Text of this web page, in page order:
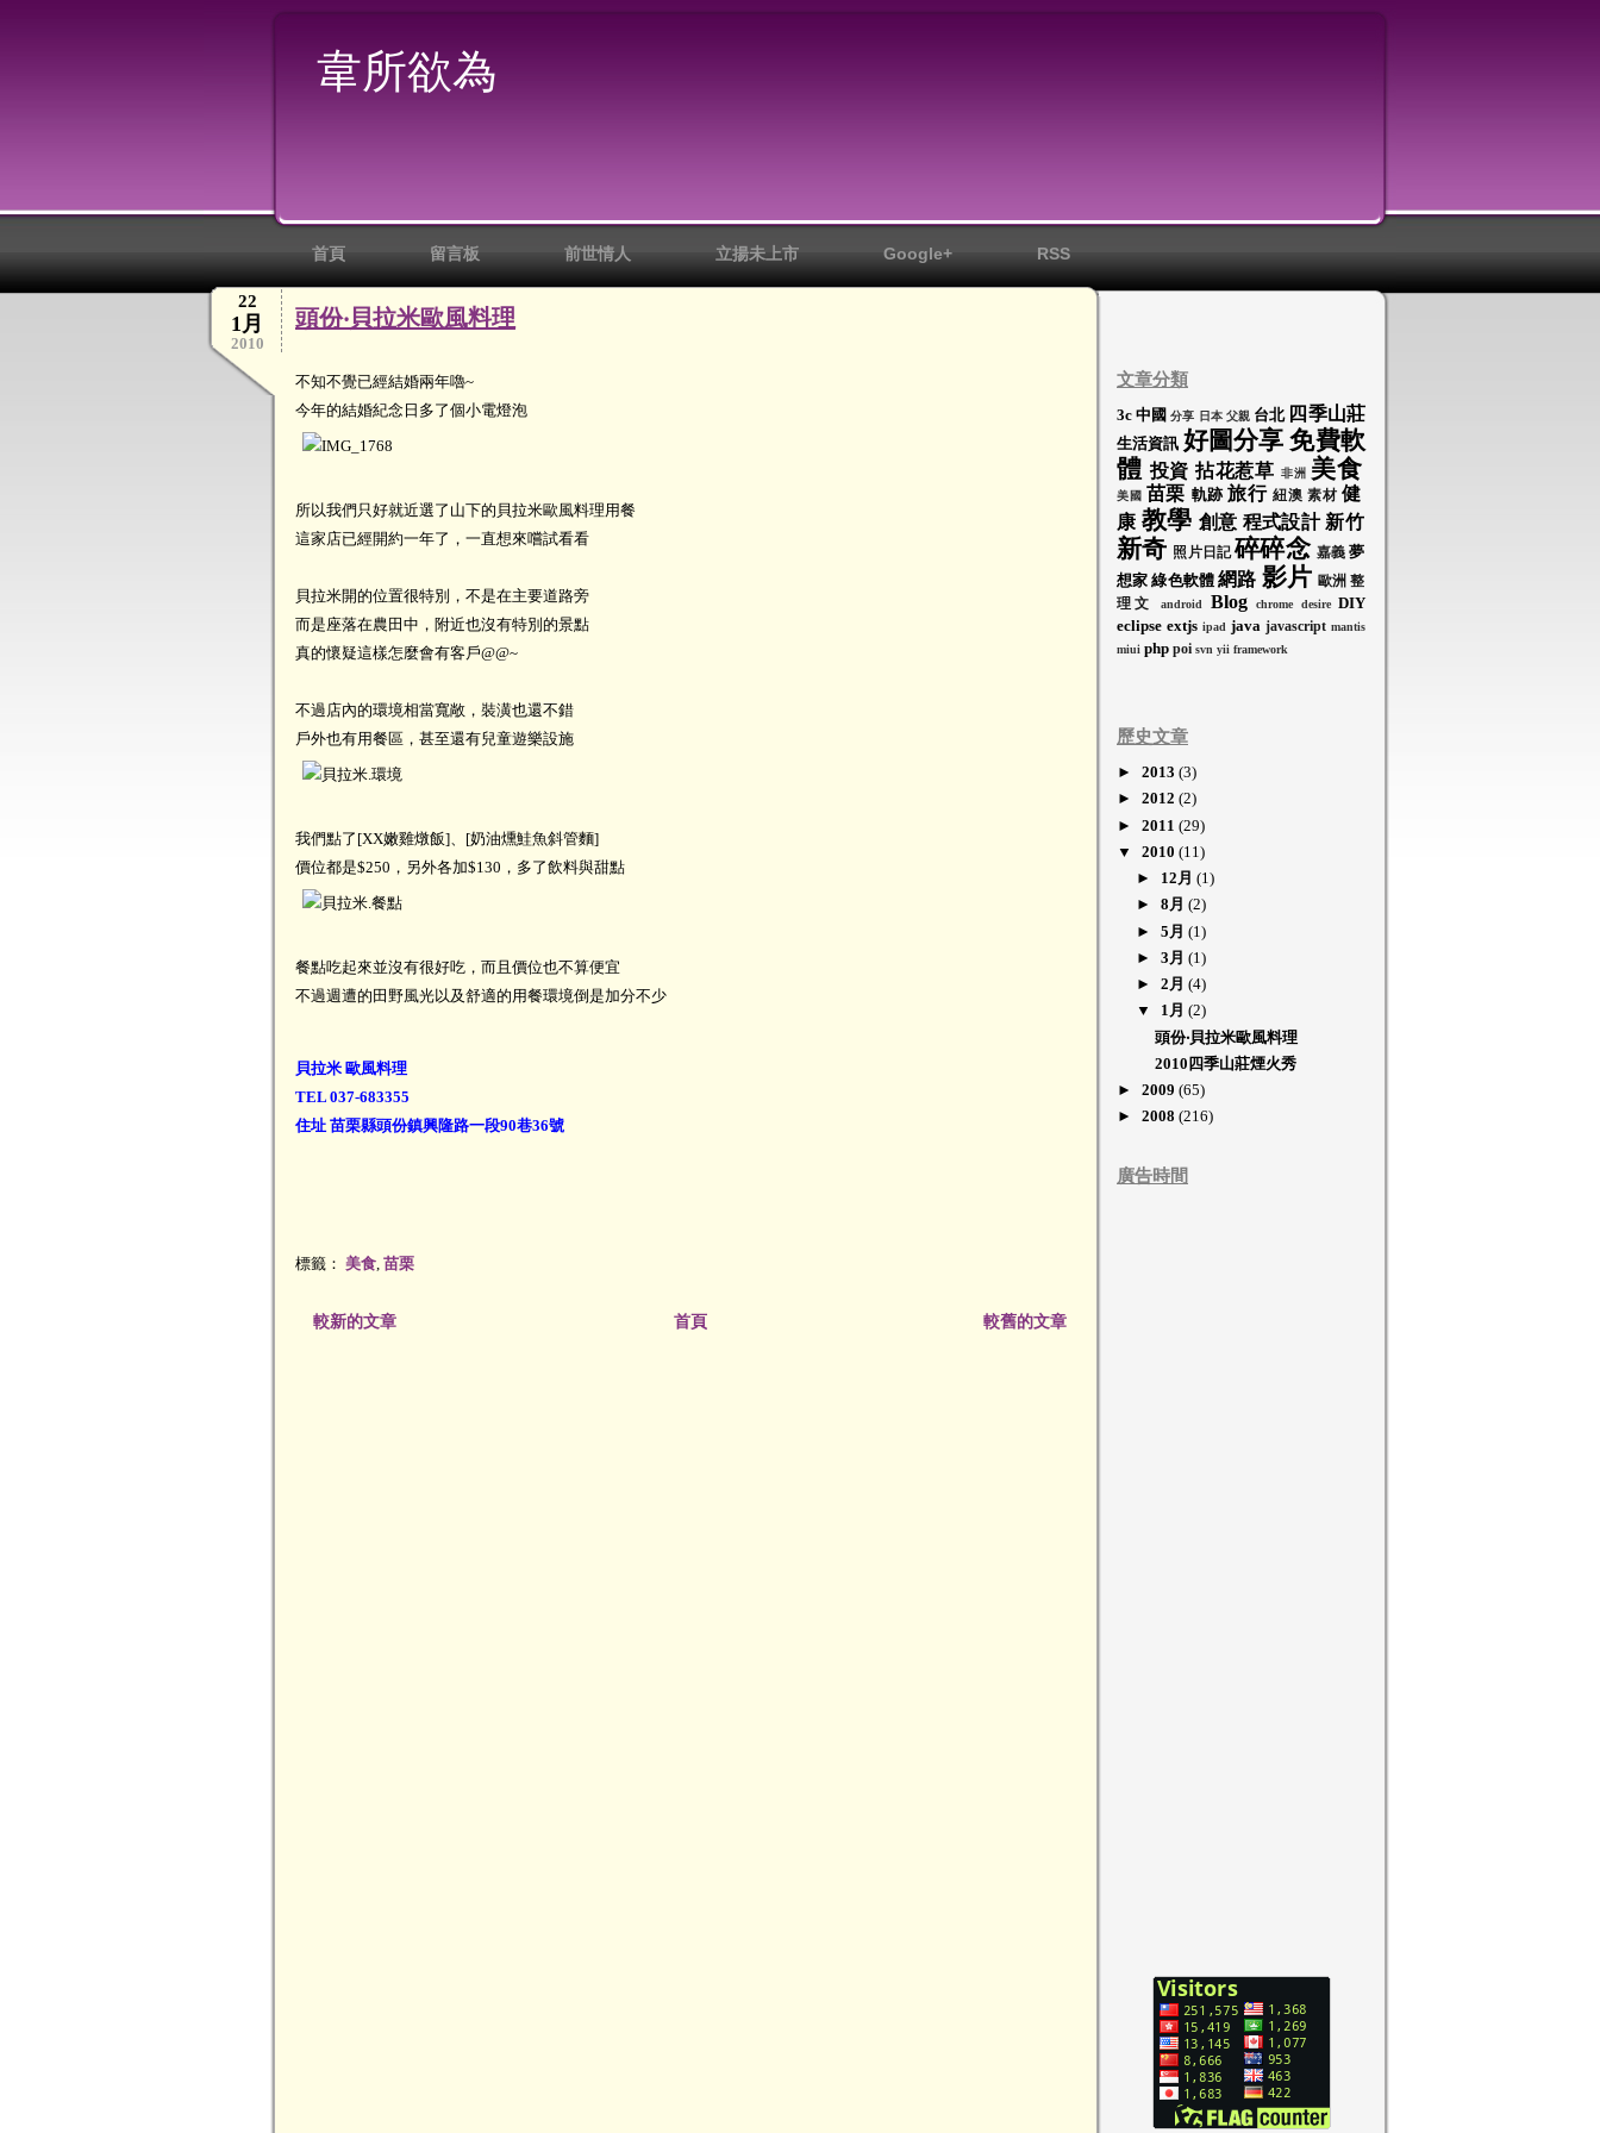
韋所欲為
首頁 留言板 前世情人 立揚未上市 Google+ RSS
文章分類
3c 中國 分享 日本 父親 台北 四季山莊
生活資訊 好圖分享 免費軟
體 投資 拈花惹草 非洲 美食
美國 苗栗 軌跡 旅行 紐澳 素材 健
康 教學 創意 程式設計 新竹
新奇 照片日記 碎碎念 嘉義 夢
想家 綠色軟體 網路 影片 歐洲 整
理文
android Blog chrome desire DIY
eclipse extjs ipad java javascript mantis
miui php poi svn yii framework
歷史文章
► 2013 (3)
► 2012 (2)
► 2011 (29)
▼ 2010 (11)
► 12月 (1)
► 8月 (2)
► 5月 (1)
► 3月 (1)
► 2月 (4)
▼ 1月 (2)
頭份‧貝拉米歐風料理
2010四季山莊煙火秀
► 2009 (65)
► 2008 (216)
廣告時間
22
1月
2010
頭份‧貝拉米歐風料理
不知不覺已經結婚兩年嚕~
今年的結婚紀念日多了個小電燈泡
所以我們只好就近選了山下的貝拉米歐風料理用餐
這家店已經開約一年了，一直想來嚐試看看
貝拉米開的位置很特別，不是在主要道路旁
而是座落在農田中，附近也沒有特別的景點
真的懷疑這樣怎麼會有客戶@@~
不過店內的環境相當寬敞，裝潢也還不錯
戶外也有用餐區，甚至還有兒童遊樂設施
我們點了[XX嫩雞燉飯]、[奶油燻鮭魚斜管麵]
價位都是$250，另外各加$130，多了飲料與甜點
餐點吃起來並沒有很好吃，而且價位也不算便宜
不過週遭的田野風光以及舒適的用餐環境倒是加分不少
貝拉米 歐風料理
TEL 037-683355
住址 苗栗縣頭份鎮興隆路一段90巷36號
標籤： 美食, 苗栗
較新的文章 較舊的文章
首頁